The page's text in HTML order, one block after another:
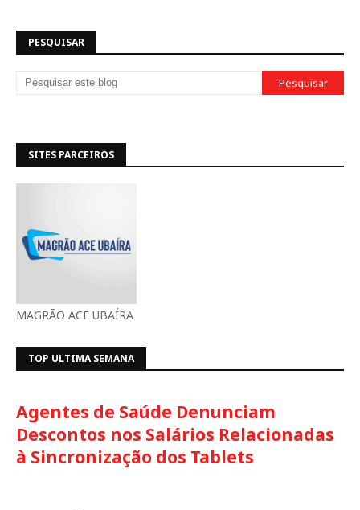
PESQUISAR
SITES PARCEIROS
MAGRÃO ACE UBAÍRA
TOP ULTIMA SEMANA
Agentes de Saúde Denunciam
Descontos nos Salários Relacionadas
à Sincronização dos Tablets